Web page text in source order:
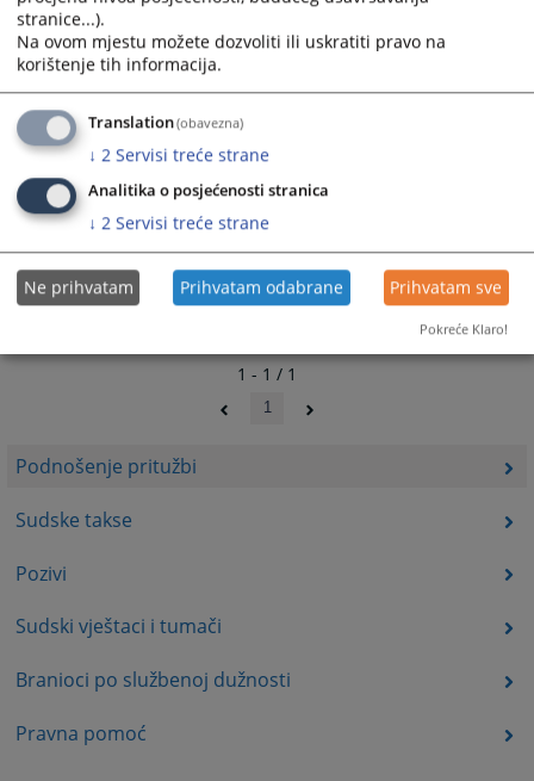
Podnošenje pritužbi
Sudske takse
Pozivi
Sudski vještaci i tumači
Branioci po službenoj dužnosti
Pravna pomoć
1 - 1 / 1
1
stranice...).
Na ovom mjestu možete dozvoliti ili uskratiti pravo na
korištenje tih informacija.
Translation(obavezna)
↓ 2 Servisi treće strane
Analitika o posjećenosti stranica
↓ 2 Servisi treće strane
Ne prihvatam Prihvatam odabrane Prihvatam sve
Pokreće Klaro!